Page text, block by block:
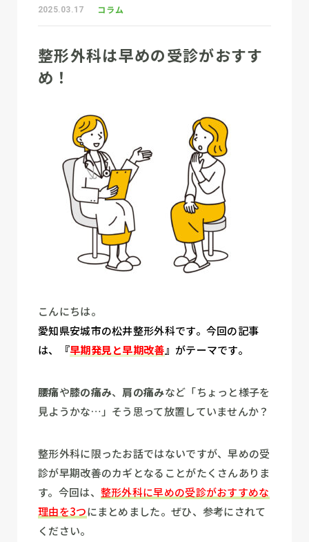
2025.03.17 コラム
整形外科は早めの受診がおすす
め！
こんにちは。
愛知県安城市の松井整形外科です。今回の記事
は、
『早期発見と早期改善』 がテーマです。
腰痛や膝の痛み、 肩の痛みなど「ちょっと様子を
見ようかな…」 そう思って放置していませんか？
整形外科に限ったお話ではないですが、早めの受
診が早期改善のカギとなることがたくさんありま
す。 今回は、 整形外科に早めの受診がおすすめな
理由を3つにまとめました。ぜひ、参考にされて
ください。